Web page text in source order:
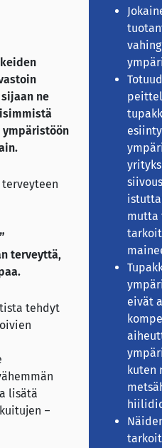
ne
terveyttä,
tehdyt
lisätä
–
mutta
eivät
kuten